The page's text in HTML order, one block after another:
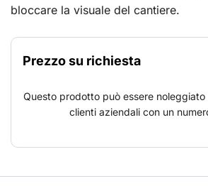
bloccare la visuale del cantiere.
Prezzo su richiesta
Questo prodotto può essere
clienti aziendali con un